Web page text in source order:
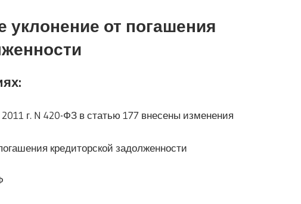
уклонение от погашения
г. N 420-ФЗ в статью 177 внесены изменения
кредиторской задолженности